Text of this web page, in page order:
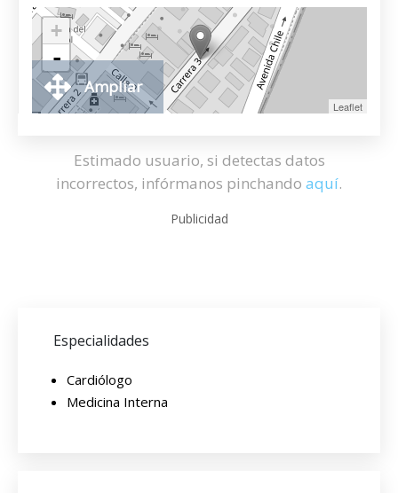
+
-
Leaflet
Ampliar
Estimado usuario, si detectas datos
incorrectos, infórmanos pinchando aquí.
Publicidad
Especialidades
Cardiólogo
Medicina Interna